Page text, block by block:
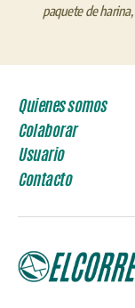
paquete de harina,
Quienes somos
Colaborar
Usuario
Contacto